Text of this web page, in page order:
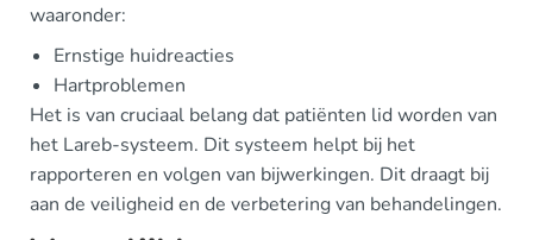
waaronder:
Ernstige huidreacties
Hartproblemen
Het is van cruciaal belang dat patiënten lid worden van
het Lareb-systeem. Dit systeem helpt bij het
rapporteren en volgen van bijwerkingen. Dit draagt bij
aan de veiligheid en de verbetering van behandelingen.